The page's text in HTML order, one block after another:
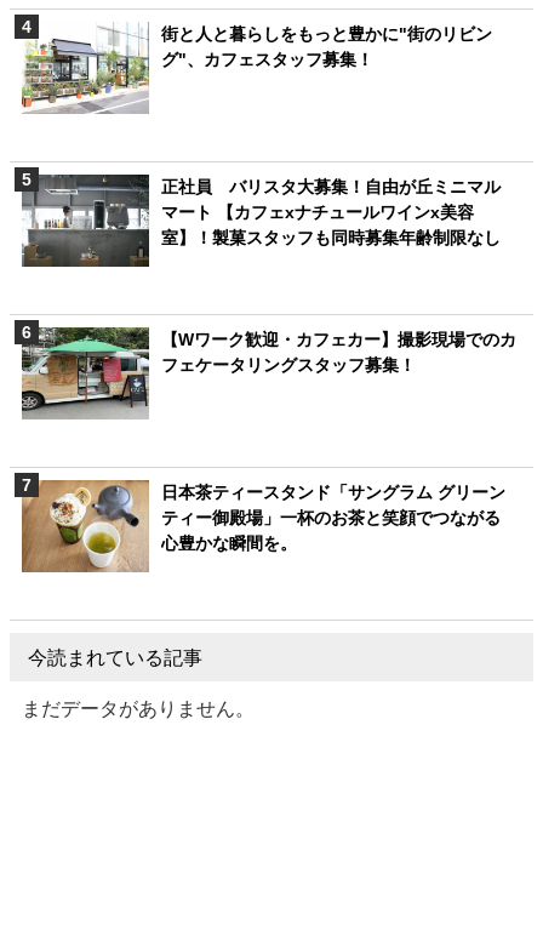
街と人と暮らしをもっと豊かに"街のリビン
グ"、カフェスタッフ募集！
正社員 バリスタ大募集！自由が丘ミニマル
マート 【カフェxナチュールワインx美容
室】！製菓スタッフも同時募集年齢制限なし
【Wワーク歓迎・カフェカー】撮影現場でのカ
フェケータリングスタッフ募集！
日本茶ティースタンド「サングラム グリーン
ティー御殿場」一杯のお茶と笑顔でつながる
心豊かな瞬間を。
今読まれている記事
まだデータがありません。